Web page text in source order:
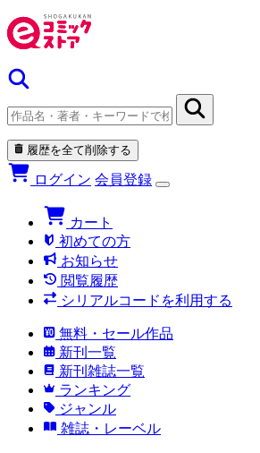
履歴を全て削除する
ログイン 会員登録
カート
初めての方
お知らせ
閲覧履歴
シリアルコードを利用する
無料・セール作品
新刊一覧
新刊雑誌一覧
ランキング
ジャンル
雑誌・レーベル